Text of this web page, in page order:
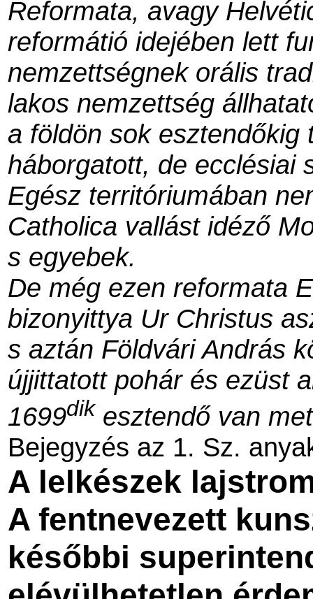
Reformata, avagy
reformátió idejében lett
nemzettségnek orális
lakos nemzettség
a földön sok
háborgatott, de ecclésiai
Egész territóriumában
Catholica vallást idéző
s egyebek.
De még ezen reformata
bizonyittya Ur Christus
s aztán Földvári András
újjittatott pohár és ezüst
1699dik esztendő van
Bejegyzés az 1. Sz.
A lelkészek
A fentnevezett
későbbi